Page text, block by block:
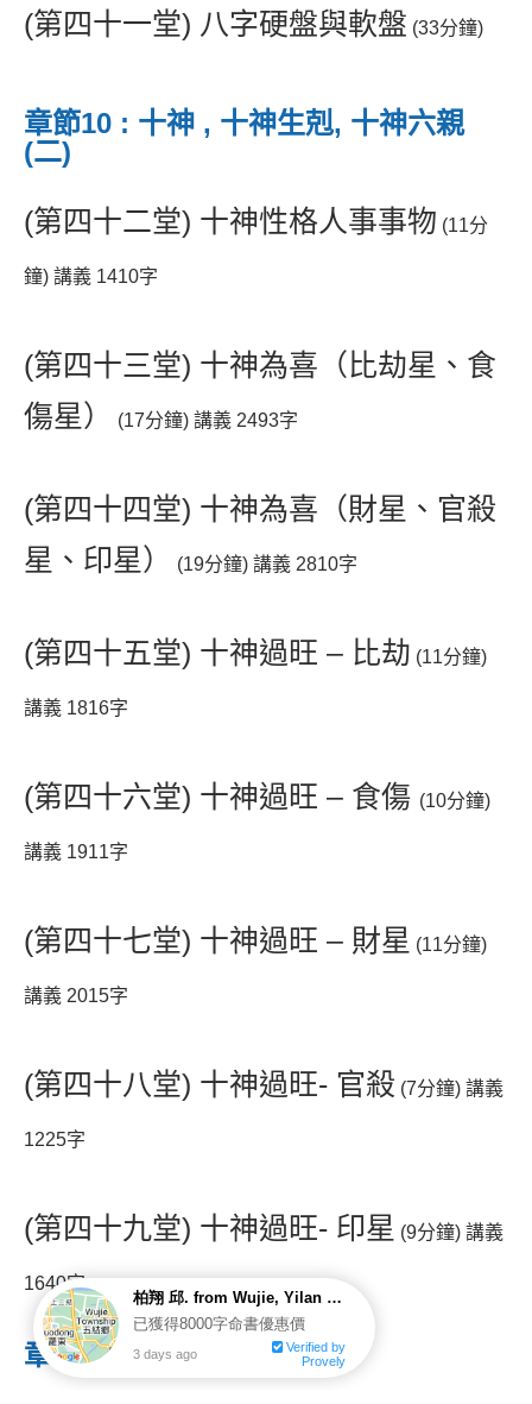
(第四十一堂) 八字硬盤與軟盤 (33分鐘)
章節10 : 十神 , 十神生剋, 十神六親
(二)
(第四十二堂) 十神性格人事事物 (11分
鐘) 講義 1410字
(第四十三堂) 十神為喜（比劫星、食
傷星）
(17分鐘) 講義 2493字
(第四十四堂) 十神為喜（財星、官殺
星、印星）
(19分鐘) 講義 2810字
(第四十五堂) 十神過旺 – 比劫 (11分鐘)
講義 1816字
(第四十六堂) 十神過旺 – 食傷 (10分鐘)
講義 1911字
(第四十七堂) 十神過旺 – 財星 (11分鐘)
講義 2015字
(第四十八堂) 十神過旺- 官殺 (7分鐘) 講義
1225字
(第四十九堂) 十神過旺- 印星 (9分鐘) 講義
1640字
章節11 : 先後天八卦 類象